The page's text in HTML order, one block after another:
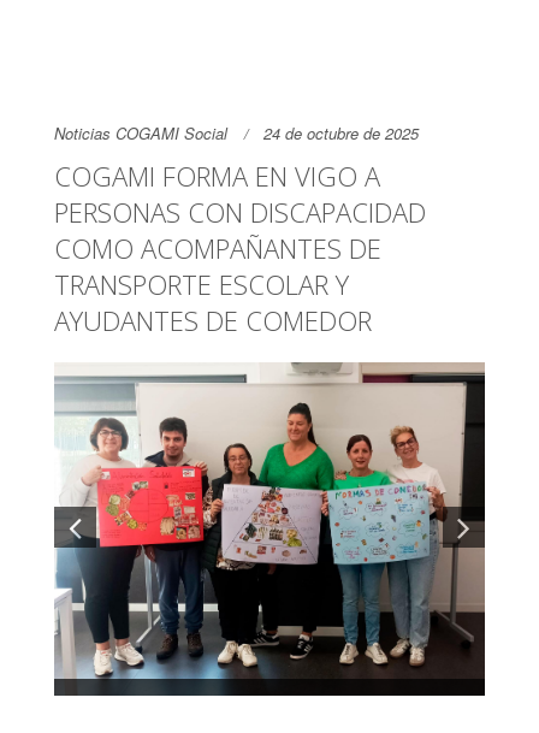
Noticias COGAMI Social 24 de octubre de 2025
COGAMI FORMA EN VIGO A
PERSONAS CON DISCAPACIDAD
COMO ACOMPAÑANTES DE
TRANSPORTE ESCOLAR Y
AYUDANTES DE COMEDOR